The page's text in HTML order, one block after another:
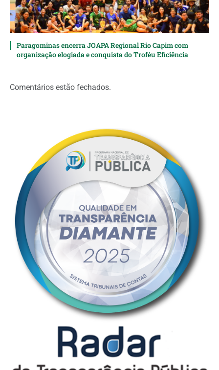
Paragominas encerra JOAPA Regional Rio Capim com
organização elogiada e conquista do Troféu Eficiência
Comentários estão fechados.